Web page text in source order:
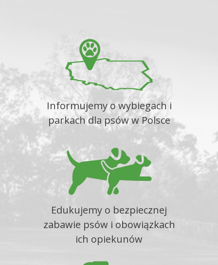
Informujemy o wybiegach i
parkach dla psów w Polsce
Edukujemy o bezpiecznej
zabawie psów i obowiązkach
ich opiekunów